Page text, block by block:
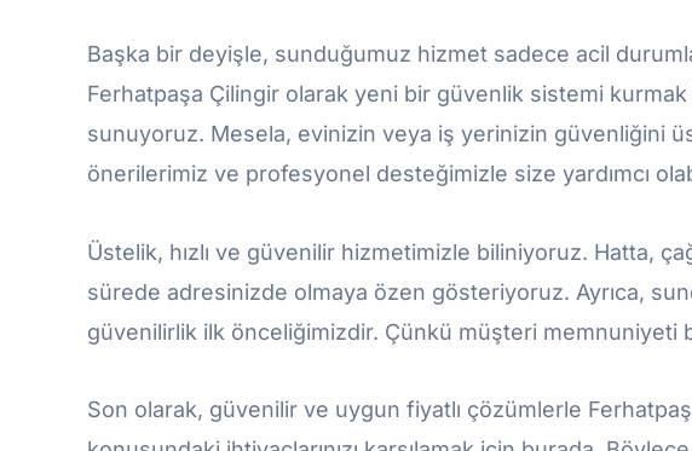
Başka bir deyişle, sunduğumuz hizmet sadece acil
Ferhatpaşa Çilingir olarak yeni bir güvenlik sistemi
sunuyoruz. Mesela, evinizin veya iş yerinizin güvenliğini
önerilerimiz ve profesyonel desteğimizle size yardımcı
Üstelik, hızlı ve güvenilir hizmetimizle biliniyoruz. Hatta,
sürede adresinizde olmaya özen gösteriyoruz. Ayrıca,
güvenilirlik ilk önceliğimizdir. Çünkü müşteri memnuniyeti
Son olarak, güvenilir ve uygun fiyatlı çözümlerle